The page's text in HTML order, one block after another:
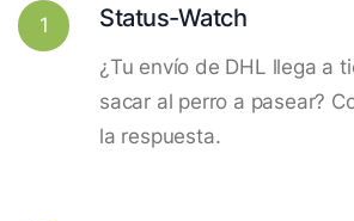
1 Status-Watch
¿Tu envío de DHL llega a
sacar al perro a pasear?
la respuesta.